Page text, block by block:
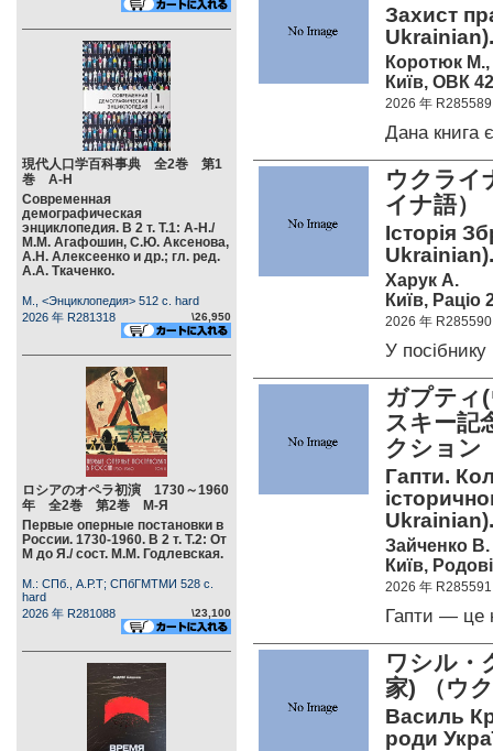
現代人口学百科事典 全2巻 第1
巻 А-Н
Современная
демографическая
энциклопедия. В 2 т. Т.1: А-Н./
М.М. Агафошин, С.Ю. Аксенова,
А.Н. Алексеенко и др.; гл. ред.
А.А. Ткаченко.
М., <Энциклопедия> 512 c. hard
2026 年 R281318
\26,950
ロシアのオペラ初演 1730～1960
年 全2巻 第2巻 М-Я
Первые оперные постановки в
России. 1730-1960. В 2 т. Т.2: От
М до Я./ сост. М.М. Годлевская.
М.: СПб., А.Р.Т; СПбГМТМИ 528 c.
hard
2026 年 R281088
\23,100
Захист
Ukrainian).
Коротюк М.,
Київ, ОВК
2026 年 R285589
Дана книга
ウクライ
イナ語
Історія
Ukrainian).
Харук А.
Київ, Раціо
2026 年 R285590
У посібнику
ガプティ
スキー記
クショ
Гапти.
Ukrainian).
Зайченко В.
Київ,
2026 年 R285591
Гапти — це
ワシル・
家) （ウ
Василь
роди